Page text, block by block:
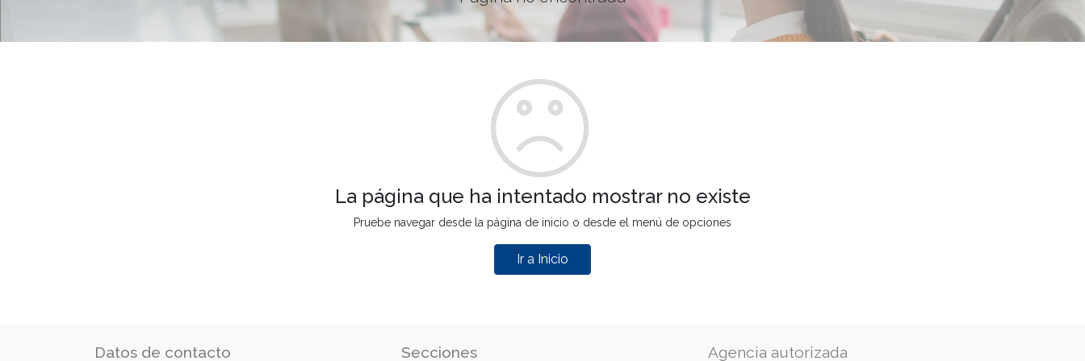
La página que ha intentado mostrar no existe
Pruebe navegar desde la página de inicio o desde el menú de opciones
Ir a Inicio
Datos de contacto Secciones Agencia autorizada